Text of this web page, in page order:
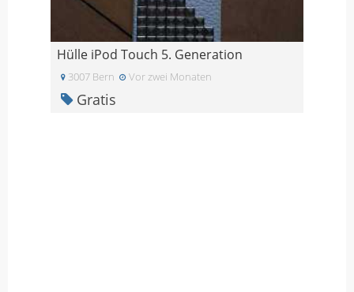
Hülle iPod Touch 5. Generation
3007 Bern Vor zwei Monaten
Gratis